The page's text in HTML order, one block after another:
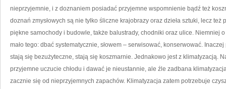
nieprzyjemnie, i z doznaniem posiadać przyjemne wspomnienie bądź też
doznań zmysłowych są nie tylko śliczne krajobrazy oraz dzieła sztuki, lecz
piękne samochody i budowle, także balustrady, chodniki oraz ulice. Niemniej
mało tego: dbać systematycznie, słowem – serwisować, konserwować.
stają się bezużyteczne, stają się koszmarnie. Jednakowo jest z klimatyzacją.
przyjemne uczucie chłodu i dawać je nieustannie, ale źle zadbana
zacznie się od nieprzyjemnych zapachów. Klimatyzacja zatem potrzebuje